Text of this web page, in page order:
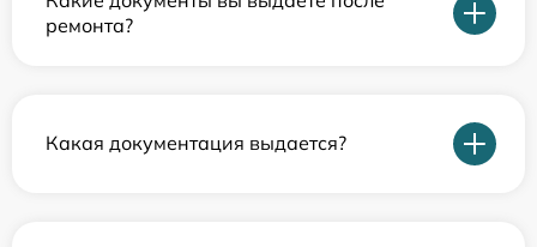
ремонта?
Какая документация выдается?